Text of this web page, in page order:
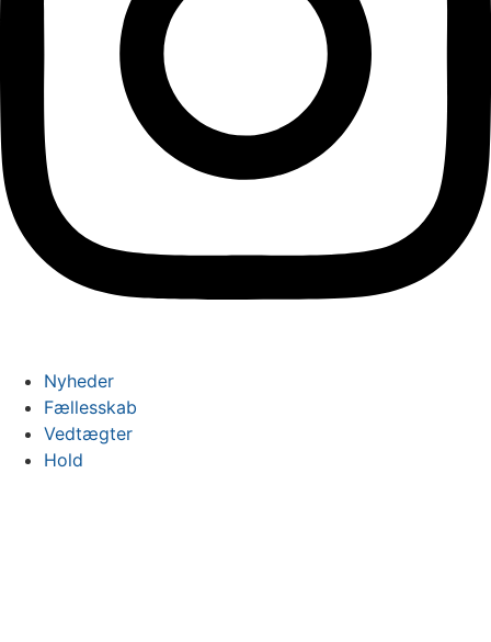
Nyheder
Fællesskab
Vedtægter
Hold